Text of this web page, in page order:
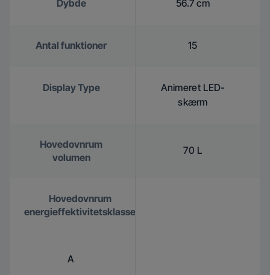
Dybde 56.7 cm
Antal funktioner 15
Display Type
Animeret LED-
skærm
Hovedovnrum
volumen
70 L
Hovedovnrum
energieffektivitetsklasse
A